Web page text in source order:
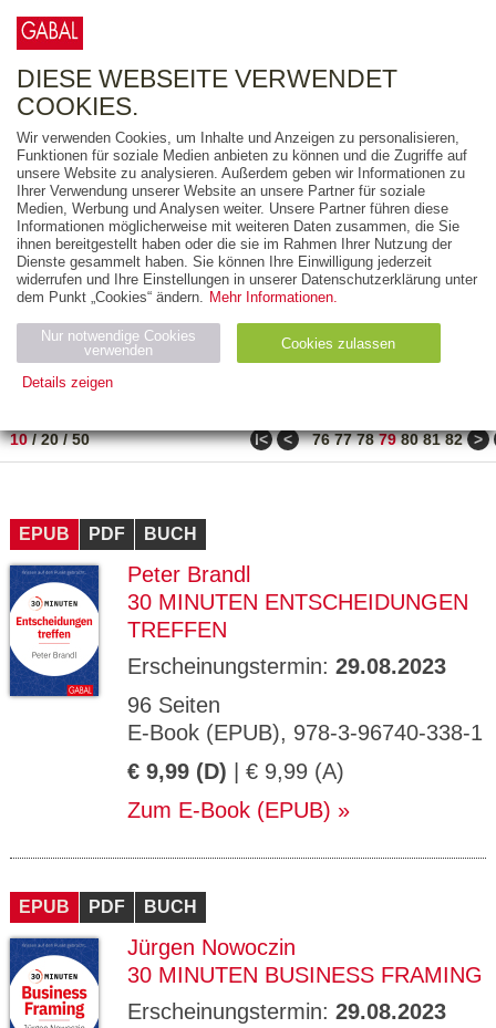
FREITEXT
AUSGABEART
AUS DER REIHE
ZUM THEMA
Neuerscheinung
Bestseller
PREIS
10/20/50 ǀ< < 76 77 78 79 80 81 82 >
EPUB PDF BUCH
Peter Brandl
30 MINUTEN ENTSCHEIDUNGEN
TREFFEN
Erscheinungstermin: 29.08.2023
96 Seiten
E-Book (EPUB), 978-3-96740-338-1
€ 9,99 (D) | € 9,99 (A)
Zum E-Book (EPUB)
EPUB PDF BUCH
Jürgen Nowoczin
30 MINUTEN BUSINESS FRAMING
Erscheinungstermin: 29.08.2023
DIESE WEBSEITE VERWENDET
COOKIES.
Wir verwenden Cookies, um Inhalte und Anzeigen zu personalisieren,
Funktionen für soziale Medien anbieten zu können und die Zugriffe auf
unsere Website zu analysieren. Außerdem geben wir Informationen zu
Ihrer Verwendung unserer Website an unsere Partner für soziale
Medien, Werbung und Analysen weiter. Unsere Partner führen diese
Informationen möglicherweise mit weiteren Daten zusammen, die Sie
ihnen bereitgestellt haben oder die sie im Rahmen Ihrer Nutzung der
Dienste gesammelt haben. Sie können Ihre Einwilligung jederzeit
widerrufen und Ihre Einstellungen in unserer Datenschutzerklärung unter
dem Punkt „Cookies“ ändern. Mehr Informationen.
Nur notwendige Cookies
verwenden
Cookies zulassen
Details zeigen
Name Zweck
ESSION
_ID
verlag.
de
Session verwendet
GV_CO
OKIES
gabal-
verlag.
Speichert den Zustimmungsstatus des
Domäne.
ge
T
P